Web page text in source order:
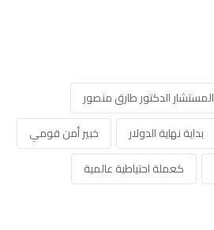
المستشار الدكتور طارق منصور
بداية نهاية الدولار
خبير أمن قومي
كعملة احتياطية عالمية